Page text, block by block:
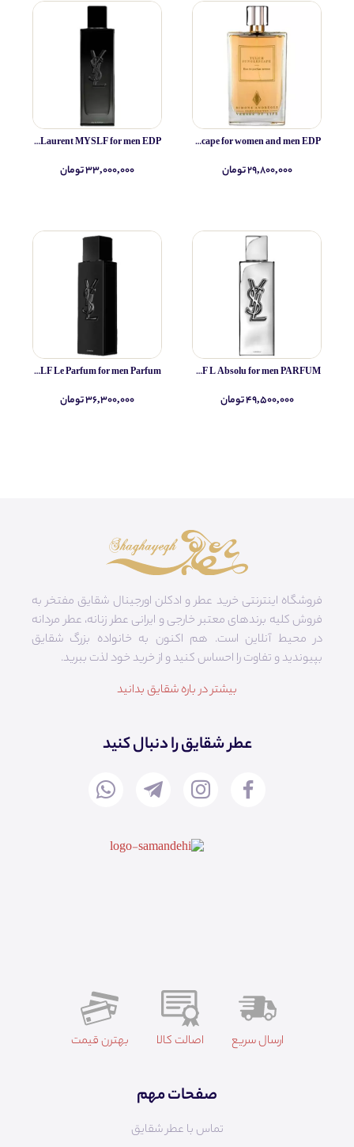
Simone Andreoli Tulum Junglescape for women and men EDP
۲۹,۸۰۰,۰۰۰ تومان
Yves Saint Laurent MYSLF L Absolu for men PARFUM
۴۹,۵۰۰,۰۰۰ تومان
Yves Saint Laurent MYSLF for men EDP
۳۳,۰۰۰,۰۰۰ تومان
Yves Saint Laurent MYSLF Le Parfum for men Parfum
۳۶,۳۰۰,۰۰۰ تومان
فروشگاه اینترنتی خرید عطر و ادکلن اورجینال شقایق مفتخر به
فروش کلیه برندهای معتبر خارجی و ایرانی عطر زنانه، عطر مردانه
در محیط آنلاین است. هم‌ اکنون به خانواده بزرگ شقایق
بپیوندید و تفاوت را احساس کنید و از خرید خود لذت ببرید.
بیشتر در باره شقایق بدانید
عطر شقایق را دنبال کنید
ارسال سریع اصالت کالا بهترن قیمت
صفحات مهم
تماس با عطر شقایق